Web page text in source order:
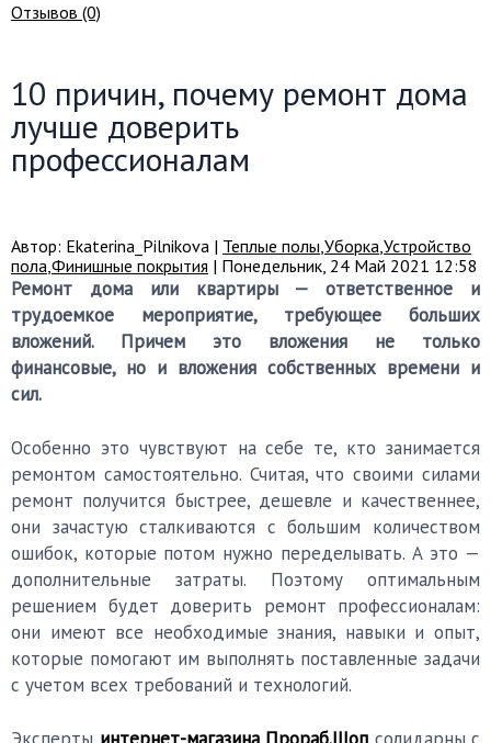
Отзывов (0)
10 причин, почему ремонт дома
лучше доверить
профессионалам
Автор: Ekaterina_Pilnikova | Теплые полы,Уборка,Устройство
пола,Финишные покрытия | Понедельник, 24 Май 2021 12:58
Ремонт дома или квартиры — ответственное и
трудоемкое мероприятие, требующее больших
вложений. Причем это вложения не только
финансовые, но и вложения собственных времени и
сил.
Особенно это чувствуют на себе те, кто занимается
ремонтом самостоятельно. Считая, что своими силами
ремонт получится быстрее, дешевле и качественнее,
они зачастую сталкиваются с большим количеством
ошибок, которые потом нужно переделывать. А это —
дополнительные затраты. Поэтому оптимальным
решением будет доверить ремонт профессионалам:
они имеют все необходимые знания, навыки и опыт,
которые помогают им выполнять поставленные задачи
с учетом всех требований и технологий.